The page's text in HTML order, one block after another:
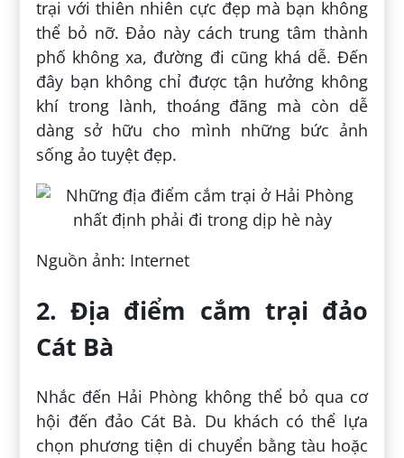
trại với thiên nhiên cực đẹp mà bạn không
thể bỏ nỡ. Đảo này cách trung tâm thành
phố không xa, đường đi cũng khá dễ. Đến
đây bạn không chỉ được tận hưởng không
khí trong lành, thoáng đãng mà còn dễ
dàng sở hữu cho mình những bức ảnh
sống ảo tuyệt đẹp.
Nguồn ảnh: Internet
2. Địa điểm cắm trại đảo
Cát Bà
Nhắc đến Hải Phòng không thể bỏ qua cơ
hội đến đảo Cát Bà. Du khách có thể lựa
chọn phương tiện di chuyển bằng tàu hoặc